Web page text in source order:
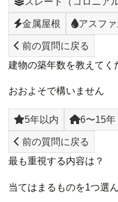
金属屋根 アスフ
前の質問に戻る
建物の築年数を教えてく
おおよそで構いません
5年以内 6〜15年
前の質問に戻る
最も重視する内容は？
当てはまるものを1つ選